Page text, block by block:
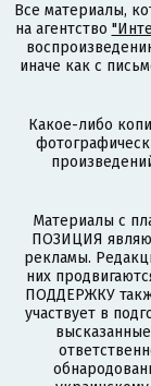
Все материалы,
на агентство
иначе как с
Какое-либо
Материалы с
ПОЗИЦИЯ
рекламы.
них
ПОДДЕРЖКУ
участвует в